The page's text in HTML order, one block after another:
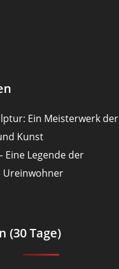
Ein Meisterwerk der
Kunst
Eine Legende der
Ureinwohner
(30 Tage)